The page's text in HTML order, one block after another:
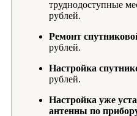
труднодоступные
рублей.
Ремонт
рублей.
Настройка
рублей.
Настройка уже
антенны по